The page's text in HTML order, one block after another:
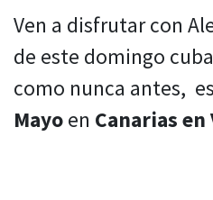
Ven a disfrutar con
de este domingo
como nunca antes,
Mayo en Canarias en